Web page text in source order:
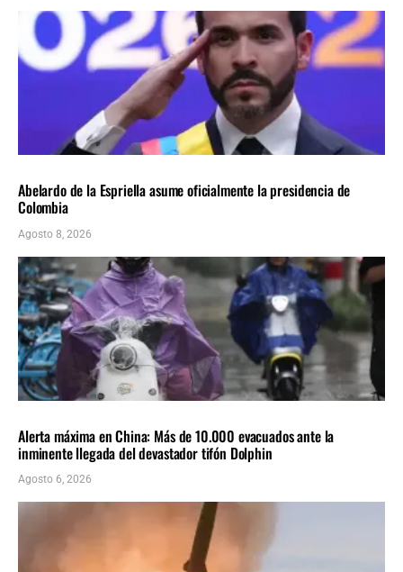
Abelardo de la Espriella asume oficialmente la presidencia de
Colombia
Agosto 8, 2026
Alerta máxima en China: Más de 10.000 evacuados ante la
inminente llegada del devastador tifón Dolphin
Agosto 6, 2026